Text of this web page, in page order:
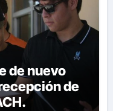
de nuevo
de